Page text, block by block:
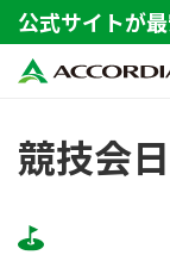
公式サイトが
競技会